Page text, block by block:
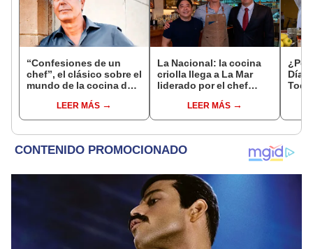
“Confesiones de un
chef”, el clásico sobre el
mundo de la cocina de
LEER MÁS
La Nacional: la cocina
criolla llega a La Mar
liderado por el chef
LEER MÁS
¿Por
Día